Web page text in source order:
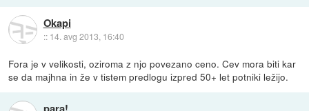
Okapi
:: 14. avg 2013, 16:40
Fora je v velikosti, oziroma z njo povezano ceno. Cev mora biti kar
se da majhna in že v tistem predlogu izpred 50+ let potniki ležijo.